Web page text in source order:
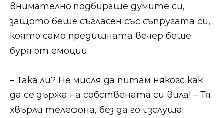
внимателно подбираше думите си,
защото беше съгласен със съпругата си,
която само предишната вечер беше
буря от емоции.​​
​​– Така ли? Не мисля да питам някого как
да се държа на собствената си вила! – Тя
хвърли телефона, без да го изслуша.​​